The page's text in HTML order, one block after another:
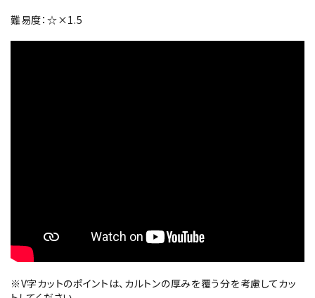
難易度：☆×1.5
※V字カットのポイントは、カルトンの厚みを覆う分を考慮してカッ